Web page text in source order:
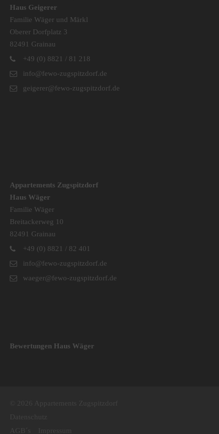
Haus Geigerer
Familie Wäger und Märkl
Oberer Dorfplatz 3
82491 Grainau
+49 (0) 8821 / 81 218
info@fewo-zugspitzdorf.de
geigerer@fewo-zugspitzdorf.de
Appartements Zugspitzdorf
Haus Wäger
Familie Wäger
Breitackerweg 10
82491 Grainau
+49 (0) 8821 / 82 401
info@fewo-zugspitzdorf.de
waeger@fewo-zugspitzdorf.de
Bewertungen Haus Wäger
© 2026 Appartements Zugspitzdorf
Datenschutz
AGB´s
Impressum